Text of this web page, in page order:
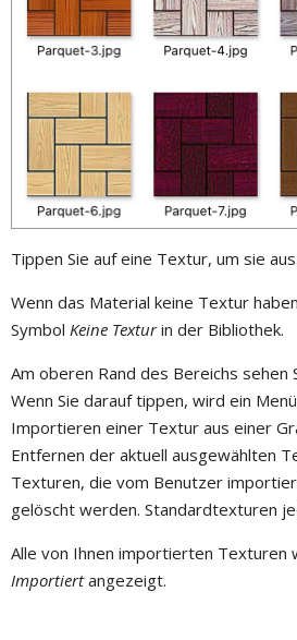
Tippen Sie auf eine Textur, um sie
Wenn das Material keine Textur
Symbol Keine Texturin der Bibliothek.
Am oberen Rand des Bereichs sehen
Wenn Sie darauf tippen, wird ein
Importieren einer Textur aus einer
Entfernen der aktuell ausgewählten
Texturen, die vom Benutzer
gelöscht werden. Standardtexturen
Alle von Ihnen importierten Texturen
Importiertangezeigt.